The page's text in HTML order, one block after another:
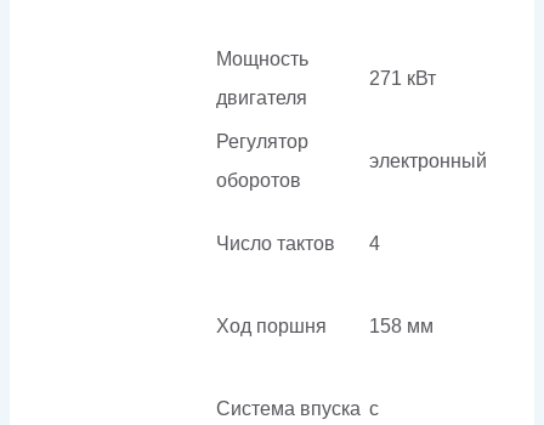
Мощность
двигателя
271 кВт
Регулятор
оборотов
электронный
Число тактов 4
Ход поршня 158 мм
Система впуска с